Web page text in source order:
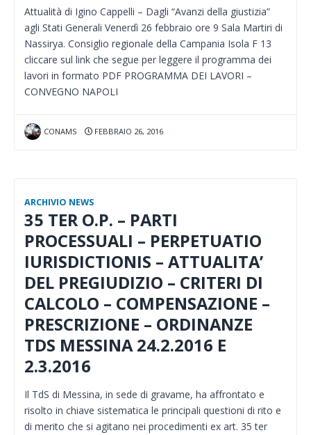
Attualità di Igino Cappelli – Dagli “Avanzi della giustizia”
agli Stati Generali Venerdì 26 febbraio ore 9 Sala Martiri di
Nassirya. Consiglio regionale della Campania Isola F 13
cliccare sul link che segue per leggere il programma dei
lavori in formato PDF PROGRAMMA DEI LAVORI –
CONVEGNO NAPOLI
CONAMS FEBBRAIO 26, 2016
ARCHIVIO NEWS
35 TER O.P. – PARTI
PROCESSUALI – PERPETUATIO
IURISDICTIONIS – ATTUALITA’
DEL PREGIUDIZIO – CRITERI DI
CALCOLO – COMPENSAZIONE –
PRESCRIZIONE – ORDINANZE
TDS MESSINA 24.2.2016 E
2.3.2016
Il TdS di Messina, in sede di gravame, ha affrontato e
risolto in chiave sistematica le principali questioni di rito e
di merito che si agitano nei procedimenti ex art. 35 ter